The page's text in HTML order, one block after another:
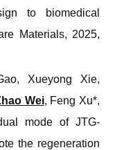
to biomedical
Materials, 2025,
Xueyong Xie,
Wei, Feng Xu*,
mode of JTG-
the regeneration